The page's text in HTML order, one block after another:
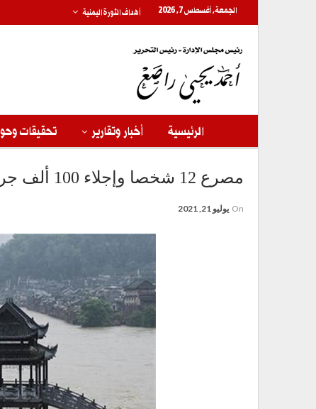
الجمعة, أغسطس 7, 2026 أهداف الثورة اليمنية
الرئيسية أخبار وتقارير تحقيقات
مصرع 12 شخصا وإجلاء 100 ألف جراء فيضانات بمقاطعة خنان بوسط الصين
On يوليو 21, 2021